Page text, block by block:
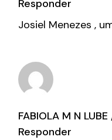
Responder
Josiel Menezes ,
FABIOLA M N LUBE
Responder